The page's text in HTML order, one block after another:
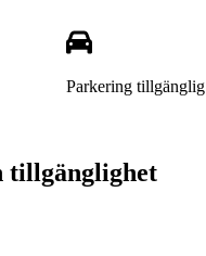
Parkering tillgänglig
tillgänglighet